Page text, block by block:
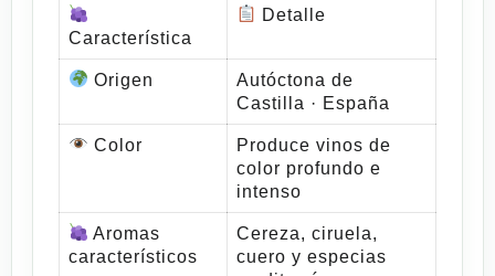
Característica
Detalle
Origen
Autóctona de
Castilla · España
Color
Produce vinos de
color profundo e
intenso
Aromas
característicos
Cereza, ciruela,
cuero y especias